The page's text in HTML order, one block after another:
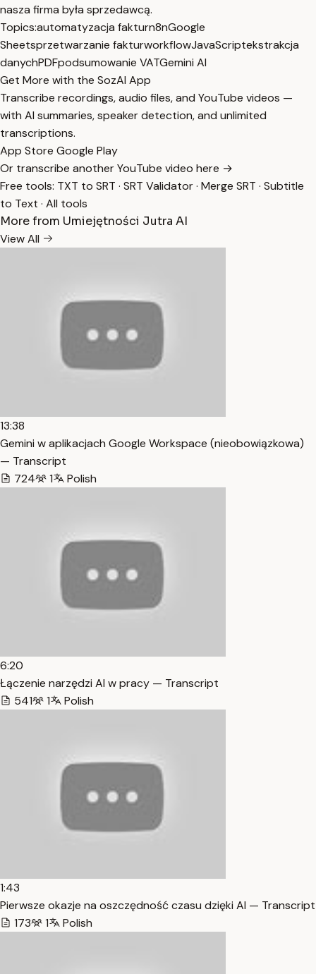
nasza firma była sprzedawcą.
Topics:automatyzacja fakturn8nGoogle
Sheetsprzetwarzanie fakturworkflowJavaScriptekstrakcja
danychPDFpodsumowanie VATGemini AI
Get More with the SozAI App
Transcribe recordings, audio files, and YouTube videos —
with AI summaries, speaker detection, and unlimited
transcriptions.
App Store Google Play
Or transcribe another YouTube video here →
Free tools: TXT to SRT · SRT Validator· Merge SRT · Subtitle
to Text · All tools
More from Umiejętności Jutra AI
View All
13:38
Gemini w aplikacjach Google Workspace (nieobowiązkowa)
— Transcript
724
1 Polish
6:20
Łączenie narzędzi AI w pracy — Transcript
541
1 Polish
1:43
Pierwsze okazje na oszczędność czasu dzięki AI — Transcript
173
1 Polish